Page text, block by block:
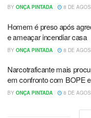
BY ONÇA PINTADA 8 DE
Homem é preso após
e ameaçar incendiar casa
BY ONÇA PINTADA 8 DE
Narcotraficante mais
em confronto com BOPE
BY ONÇA PINTADA 8 DE